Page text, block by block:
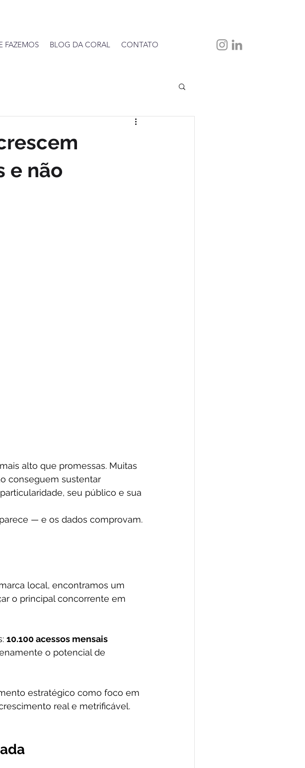
FAZEMOS BLOG DA CORAL CONTATO
e não
alto que promessas. Muitas
conseguem sustentar
seu público e sua
— e os dados comprovam.
local, encontramos um
o principal concorrente em
10.100 acessos mensais
o potencial de
estratégico como foco em
real e metrificável.